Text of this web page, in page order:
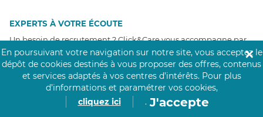
EXPERTS À VOTRE ÉCOUTE
Un besoin de recrutement ? Click&Care vous accompagne par
téléphone 7/7.
Être rappelé aujourd'hui
MOIGNAGES CLIENTS
En poursuivant votre navigation sur notre site, vous acceptez le
dépôt de cookies destinés à vous proposer des offres, contenus
et services adaptés à vos centres d’intérêts. Pour plus
d’informations et paramétrer vos cookies,
cliquez ici
. J'accepte
✕